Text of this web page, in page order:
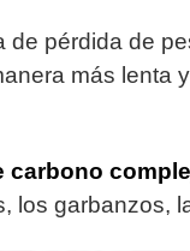
de pérdida de
más lenta
carbono
los garbanzos,